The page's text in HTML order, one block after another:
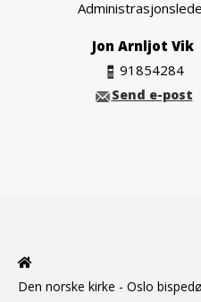
Jon Arnljot Vik
91854284
Send e-post
Den norske kirke - Oslo